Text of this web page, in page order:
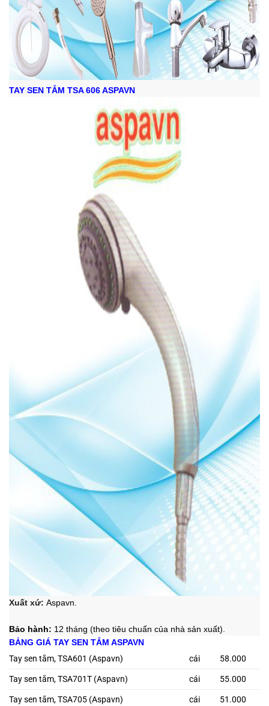
TAY SEN TẮM TSA 606 ASPAVN
Xuất xứ: Aspavn.
Bảo hành: 12 tháng (theo tiêu chuẩn của nhà sản xuất).
BẢNG GIÁ TAY SEN TẮM ASPAVN
Tay sen tắm, TSA601 (Aspavn)
cái 58.000
Tay sen tắm, TSA701T (Aspavn) cái 55.000
Tay sen tắm, TSA705 (Aspavn) cái 51.000